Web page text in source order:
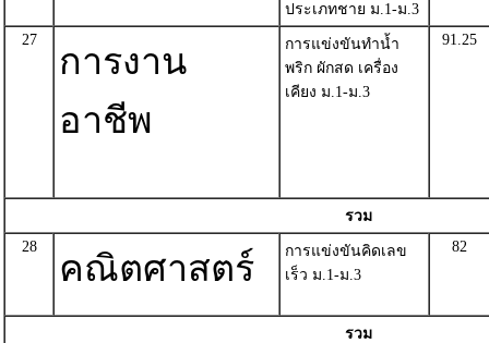
ประเภทชาย ม.1-ม.3
27
การงาน
อาชีพ
การแข่งขันทำน้ำ
พริก ผักสด เครื่อง
เคียง ม.1-ม.3
91.25
รวม
28
คณิตศาสตร์
การแข่งขันคิดเลข
เร็ว ม.1-ม.3
82
รวม